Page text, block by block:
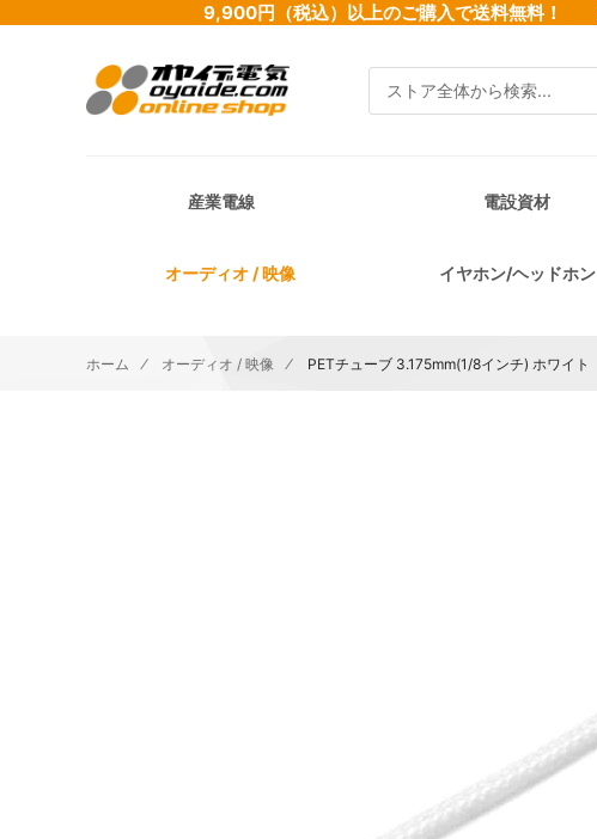
9,900円（税込）以上のご購入で送料無料！
検索
産業電線 電設資材
オーディオ / 映像 イヤホン/ヘッドホン
ホーム オーディオ / 映像 PETチューブ 3.175mm(1/8インチ) ホワイト